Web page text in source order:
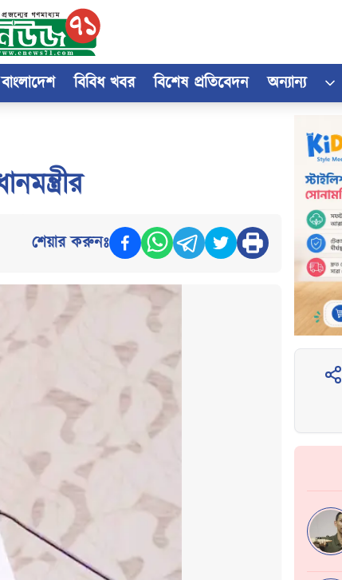
বাংলাদেশ বিবিধ খবর বিশেষ প্রতিবেদন অন্যান্য
শেয়ার করুনঃ